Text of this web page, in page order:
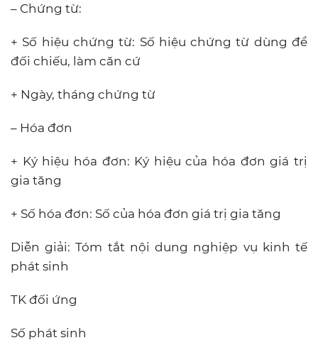
– Chứng từ:
+ Số hiệu chứng từ: Số hiệu chứng từ dùng để
đối chiếu, làm căn cứ
+ Ngày, tháng chứng từ
– Hóa đơn
+ Ký hiệu hóa đơn: Ký hiệu của hóa đơn giá trị
gia tăng
+ Số hóa đơn: Số của hóa đơn giá trị gia tăng
Diễn giải: Tóm tắt nội dung nghiệp vụ kinh tế
phát sinh
TK đối ứng
Số phát sinh